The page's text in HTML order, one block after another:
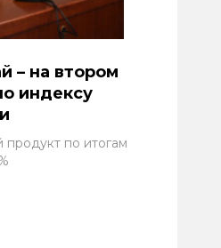
– на втором
индексу
продукт по итогам